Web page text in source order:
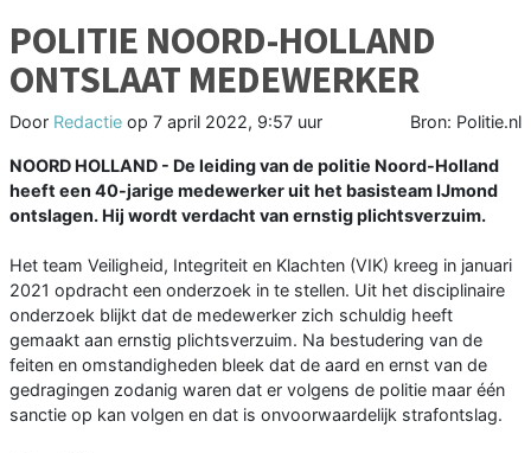
POLITIE NOORD-HOLLAND
ONTSLAAT MEDEWERKER
Door Redactie op 7 april 2022, 9:57 uur Bron: Politie.nl
NOORD HOLLAND - De leiding van de politie Noord-Holland
heeft een 40-jarige medewerker uit het basisteam IJmond
ontslagen. Hij wordt verdacht van ernstig plichtsverzuim.
Het team Veiligheid, Integriteit en Klachten (VIK) kreeg in januari
2021 opdracht een onderzoek in te stellen. Uit het disciplinaire
onderzoek blijkt dat de medewerker zich schuldig heeft
gemaakt aan ernstig plichtsverzuim. Na bestudering van de
feiten en omstandigheden bleek dat de aard en ernst van de
gedragingen zodanig waren dat er volgens de politie maar één
sanctie op kan volgen en dat is onvoorwaardelijk strafontslag.